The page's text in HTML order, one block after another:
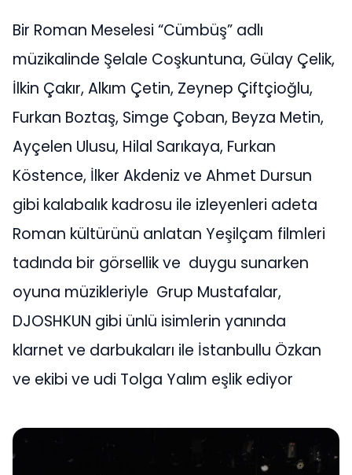
Bir Roman Meselesi “Cümbüş” adlı
müzikalinde Şelale Coşkuntuna, Gülay Çelik,
İlkin Çakır, Alkım Çetin, Zeynep Çiftçioğlu,
Furkan Boztaş, Simge Çoban, Beyza Metin,
Ayçelen Ulusu, Hilal Sarıkaya, Furkan
Köstence, İlker Akdeniz ve Ahmet Dursun
gibi kalabalık kadrosu ile izleyenleri adeta
Roman kültürünü anlatan Yeşilçam filmleri
tadında bir görsellik ve duygu sunarken
oyuna müzikleriyle Grup Mustafalar,
DJOSHKUN gibi ünlü isimlerin yanında
klarnet ve darbukaları ile İstanbullu Özkan
ve ekibi ve udi Tolga Yalım eşlik ediyor